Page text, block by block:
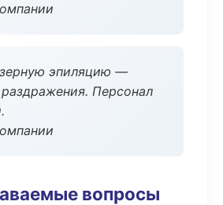
эпиляцию —
раздражения. Персонал
вопросы